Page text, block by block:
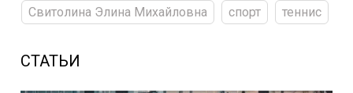
Свитолина Элина Михайловна
спорт теннис
СТАТЬИ